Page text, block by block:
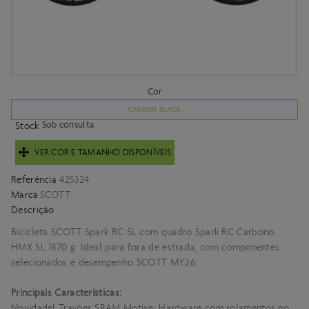
Cor
CARBON BLACK
Stock Sob consulta
VER COR E TAMANHO DISPONÍVEIS
Referência 425324
Marca SCOTT
Descrição
Bicicleta SCOTT Spark RC SL com quadro Spark RC Carbono
HMX SL 1870 g. Ideal para fora de estrada, com componentes
selecionados e desempenho SCOTT MY26.
Principais Características: